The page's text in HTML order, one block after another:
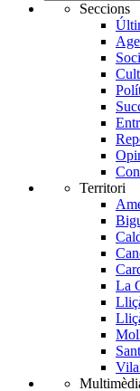
Seccions
Territori
La